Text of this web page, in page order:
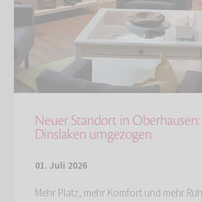
Neuer Standort in Oberhausen:
Dinslaken umgezogen
01. Juli 2026
Mehr Platz, mehr Komfort und mehr